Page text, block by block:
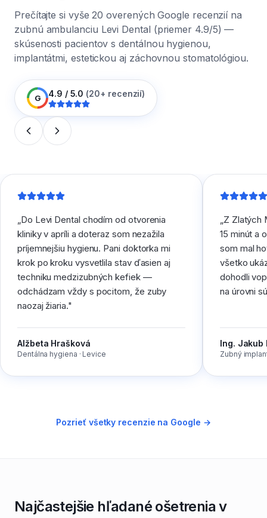
Prečítajte si vyše 20 overených Google recenzií na
zubnú ambulanciu Levi Dental (priemer 4.9/5) —
skúsenosti pacientov s dentálnou hygienou,
implantátmi, estetickou aj záchovnou stomatológiou.
G 4.9 / 5.0 (20+ recenzií)
„Do Levi Dental chodím od otvorenia
kliniky v apríli a doteraz som nezažila
príjemnejšiu hygienu. Pani doktorka mi
krok po kroku vysvetlila stav ďasien aj
techniku medzizubných kefiek —
odchádzam vždy s pocitom, že zuby
naozaj žiaria."
Alžbeta Hrašková
Dentálna hygiena · Levice
„Z Zlatých
15 minút a
som mal
všetko
dohodli
na úrovni
Ing. Jakub
Zubný
Pozrieť všetky recenzie na Google →
Najčastejšie hľadané ošetrenia v